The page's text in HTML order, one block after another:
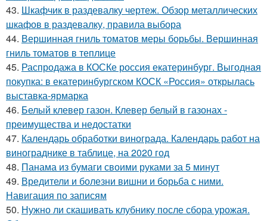
43. Шкафчик в раздевалку чертеж. Обзор металлических
шкафов в раздевалку, правила выбора
44. Вершинная гниль томатов меры борьбы. Вершинная
гниль томатов в теплице
45. Распродажа в КОСКе россия екатеринбург. Выгодная
покупка: в екатеринбургском КОСК «Россия» открылась
выставка-ярмарка
46. Белый клевер газон. Клевер белый в газонах -
преимущества и недостатки
47. Календарь обработки винограда. Календарь работ на
винограднике в таблице, на 2020 год
48. Панама из бумаги своими руками за 5 минут
49. Вредители и болезни вишни и борьба с ними.
Навигация по записям
50. Нужно ли скашивать клубнику после сбора урожая.